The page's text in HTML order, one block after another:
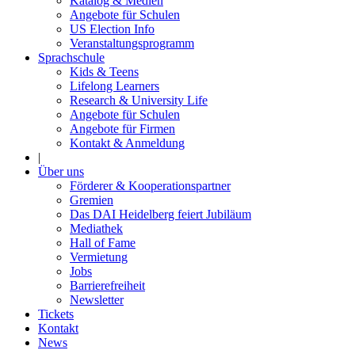
Angebote für Schulen
US Election Info
Veranstaltungsprogramm
Sprachschule
Kids & Teens
Lifelong Learners
Research & University Life
Angebote für Schulen
Angebote für Firmen
Kontakt & Anmeldung
|
Über uns
Förderer & Kooperationspartner
Gremien
Das DAI Heidelberg feiert Jubiläum
Mediathek
Hall of Fame
Vermietung
Jobs
Barrierefreiheit
Newsletter
Tickets
Kontakt
News